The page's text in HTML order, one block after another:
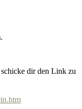
dir den Link zu